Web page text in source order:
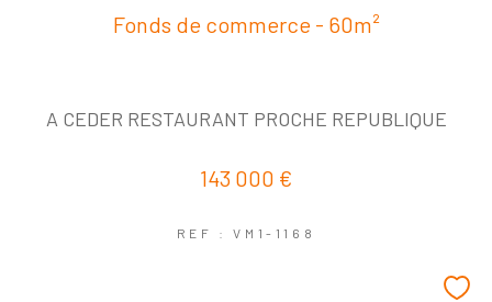
Fonds de commerce - 60m²
A CEDER RESTAURANT PROCHE REPUBLIQUE
143 000 €
REF : VM1-1168